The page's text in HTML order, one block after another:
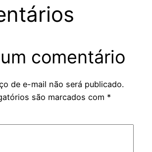
comentário
de e-mail não será publicado.
são marcados com *